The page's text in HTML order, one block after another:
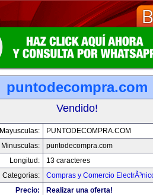
puntodecompra.com
Vendido!
Mayusculas:
PUNTODECOMPRA.COM
Minusculas:
puntodecompra.com
Longitud:
13 caracteres
Categorias:
Compras y Comercio
Precio:
Realizar una oferta!